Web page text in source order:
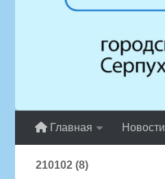
Главная Новости
210102 (8)